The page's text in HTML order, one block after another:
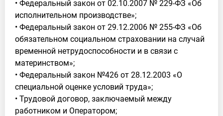
• Федеральный закон от 02.10.2007 № 229-ФЗ «Об
исполнительном производстве»;
• Федеральный закон от 29.12.2006 № 255-ФЗ «Об
обязательном социальном страховании на случай
временной нетрудоспособности и в связи с
материнством»;
• Федеральный закон №426 от 28.12.2003 «О
специальной оценке условий труда»;
• Трудовой договор, заключаемый между
работником и Оператором;